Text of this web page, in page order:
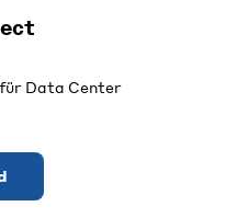
Data Center